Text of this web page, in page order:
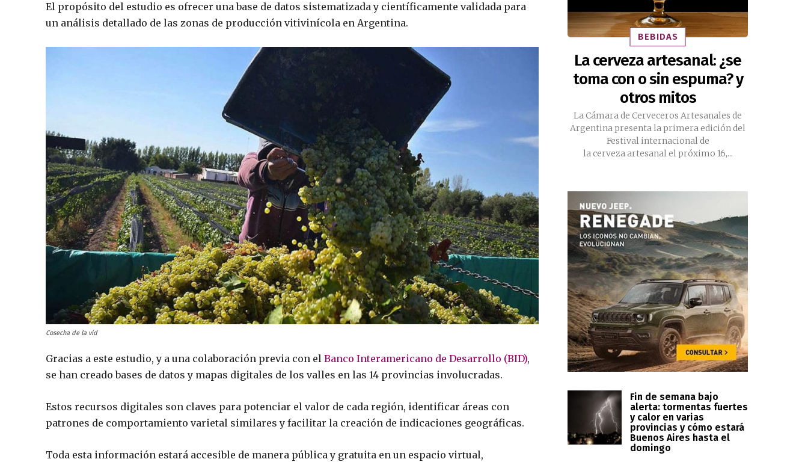
El propósito del estudio es ofrecer una base de datos sistematizada y científicamente validada para
un análisis detallado de las zonas de producción vitivinícola en Argentina.
Cosecha de la vid
Gracias a este estudio, y a una colaboración previa con el Banco Interamericano de Desarrollo (BID),
se han creado bases de datos y mapas digitales de los valles en las 14 provincias involucradas.
Estos recursos digitales son claves para potenciar el valor de cada región, identificar áreas con
patrones de comportamiento varietal similares y facilitar la creación de indicaciones geográficas.
Toda esta información estará accesible de manera pública y gratuita en un espacio virtual,
BEBIDAS
La cerveza artesanal: ¿se
toma con o sin espuma? y
otros mitos
La Cámara de Cerveceros Artesanales de
Argentina presenta la primera edición del
Festival internacional de
la cerveza artesanal el próximo 16,...
Fin de semana bajo
alerta: tormentas fuertes
y calor en varias
provincias y cómo estará
Buenos Aires hasta el
domingo